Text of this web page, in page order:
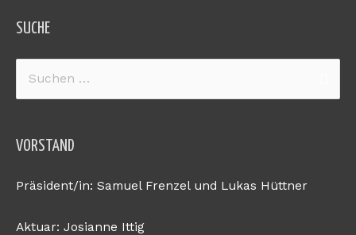
SUCHE
Suchen
nach:
VORSTAND
Präsident/in: Samuel Frenzel und Lukas Hüttner
Aktuar: Josianne Ittig